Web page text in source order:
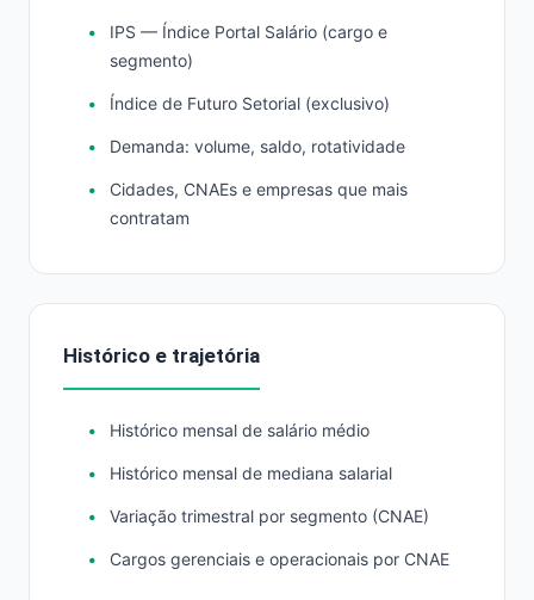
IPS — Índice Portal Salário (cargo e
segmento)
Índice de Futuro Setorial (exclusivo)
Demanda: volume, saldo, rotatividade
Cidades, CNAEs e empresas que mais
contratam
Histórico e trajetória
Histórico mensal de salário médio
Histórico mensal de mediana salarial
Variação trimestral por segmento (CNAE)
Cargos gerenciais e operacionais por CNAE